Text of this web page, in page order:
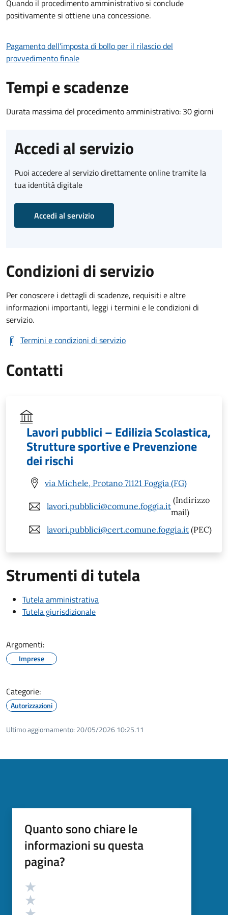
Quando il procedimento amministrativo si conclude
positivamente si ottiene una concessione.
Pagamento dell'imposta di bollo per il rilascio del
provvedimento finale
Tempi e scadenze
Durata massima del procedimento amministrativo: 30 giorni
Accedi al servizio
Puoi accedere al servizio direttamente online tramite la
tua identità digitale
Accedi al servizio
Condizioni di servizio
Per conoscere i dettagli di scadenze, requisiti e altre
informazioni importanti, leggi i termini e le condizioni di
servizio.
Termini e condizioni di servizio
Contatti
Lavori pubblici – Edilizia Scolastica,
Strutture sportive e Prevenzione
dei rischi
via Michele, Protano 71121 Foggia (FG)
lavori.pubblici@comune.foggia.it
(Indirizzo
mail)
lavori.pubblici@cert.comune.foggia.it (PEC)
Strumenti di tutela
Tutela amministrativa
Tutela giurisdizionale
Argomenti:
Imprese
Categorie:
Autorizzazioni
Ultimo aggiornamento: 20/05/2026 10:25.11
Quanto sono chiare le
informazioni su questa
pagina?
Valutazione